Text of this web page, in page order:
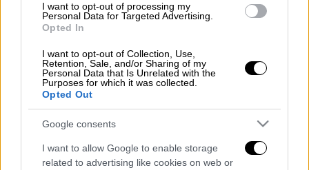
I want to opt-out of processing my
Personal Data for Targeted Advertising.
Opted In
I want to opt-out of Collection, Use,
Retention, Sale, and/or Sharing of my
Personal Data that Is Unrelated with the
Purposes for which it was collected.
Opted Out
Google consents
I want to allow Google to enable storage
related to advertising like cookies on web or
ΔΙΑΒΑΣΤΕ ΕΠΙΣΗΣ
Κόσμος|19.05.2025 15:09
«Ο καρκίνος μας αγγίζει όλους» – Η
συγκινητική ανάρτηση του Μπάιντεν
για την αρρώστια του